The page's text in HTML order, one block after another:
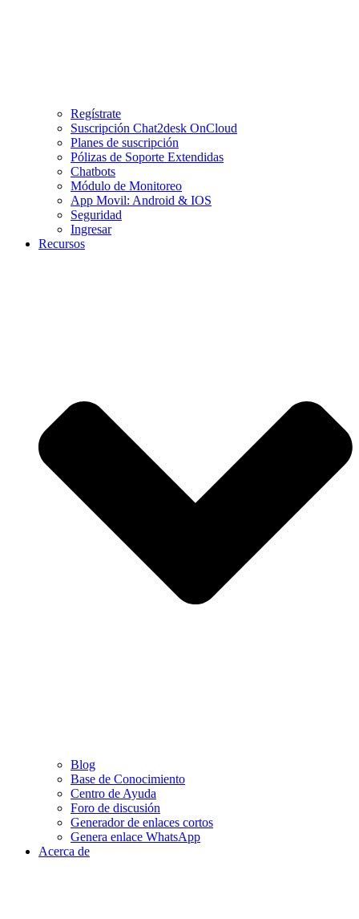
Regístrate
Suscripción Chat2desk OnCloud
Planes de suscripción
Pólizas de Soporte Extendidas
Chatbots
Módulo de Monitoreo
App Movil: Android & IOS
Seguridad
Ingresar
Recursos
Blog
Base de Conocimiento
Centro de Ayuda
Foro de discusión
Generador de enlaces cortos
Genera enlace WhatsApp
Acerca de